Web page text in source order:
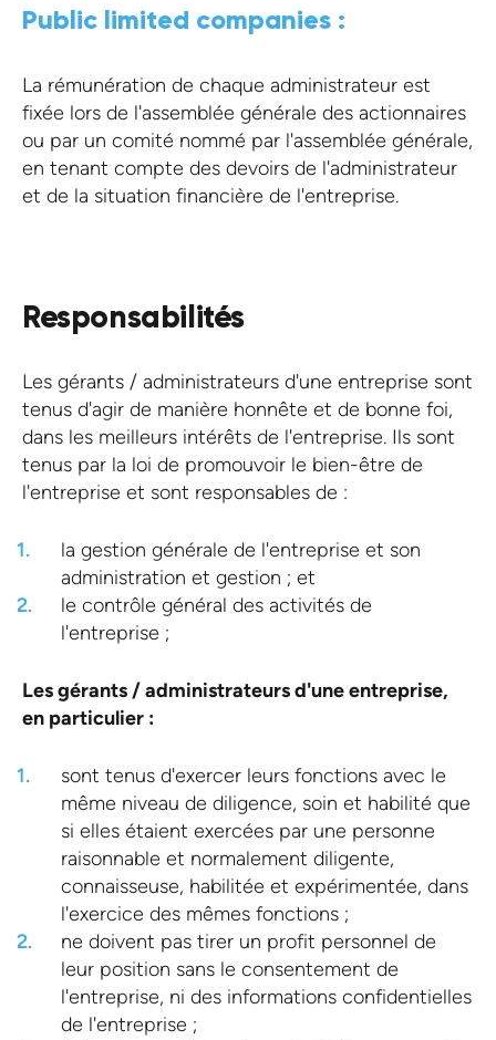
Public limited companies :
La rémunération de chaque administrateur est
fixée lors de l'assemblée générale des actionnaires
ou par un comité nommé par l'assemblée générale,
en tenant compte des devoirs de l'administrateur
et de la situation financière de l'entreprise.
Responsabilités
Les gérants / administrateurs d'une entreprise sont
tenus d'agir de manière honnête et de bonne foi,
dans les meilleurs intérêts de l'entreprise. Ils sont
tenus par la loi de promouvoir le bien-être de
l'entreprise et sont responsables de :
la gestion générale de l'entreprise et son
administration et gestion ; et
le contrôle général des activités de
l'entreprise ;
Les gérants / administrateurs d'une entreprise,
en particulier :
sont tenus d'exercer leurs fonctions avec le
même niveau de diligence, soin et habilité que
si elles étaient exercées par une personne
raisonnable et normalement diligente,
connaisseuse, habilitée et expérimentée, dans
l'exercice des mêmes fonctions ;
ne doivent pas tirer un profit personnel de
leur position sans le consentement de
l'entreprise, ni des informations confidentielles
de l'entreprise ;